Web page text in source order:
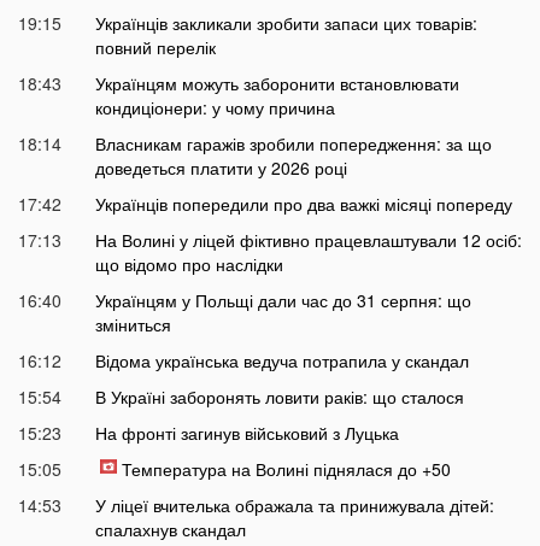
19:15
Українців закликали зробити запаси цих товарів:
повний перелік
18:43
Українцям можуть заборонити встановлювати
кондиціонери: у чому причина
18:14
Власникам гаражів зробили попередження: за що
доведеться платити у 2026 році
17:42
Українців попередили про два важкі місяці попереду
17:13
На Волині у ліцей фіктивно працевлаштували 12 осіб:
що відомо про наслідки
16:40
Українцям у Польщі дали час до 31 серпня: що
зміниться
16:12
Відома українська ведуча потрапила у скандал
15:54
В Україні заборонять ловити раків: що сталося
15:23
На фронті загинув військовий з Луцька
15:05
Температура на Волині піднялася до +50
14:53
У ліцеї вчителька ображала та принижувала дітей:
спалахнув скандал